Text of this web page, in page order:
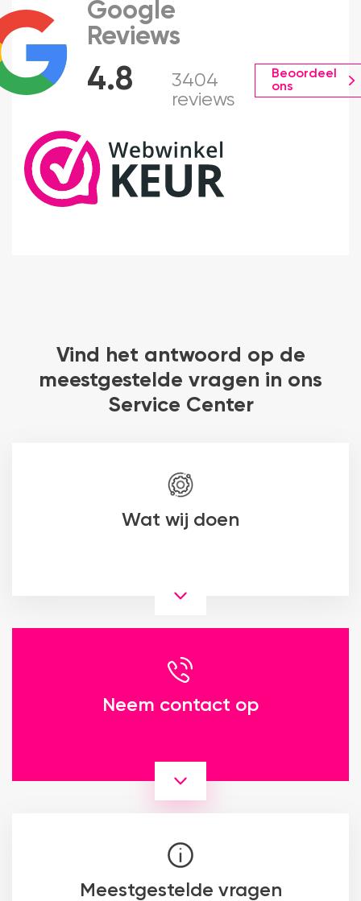
4.8
Google
Reviews
3404
reviews
Beoordeel
ons
Vind het antwoord op de
meestgestelde vragen in ons
Service Center
Wat wij doen
Neem contact op
Meestgestelde vragen